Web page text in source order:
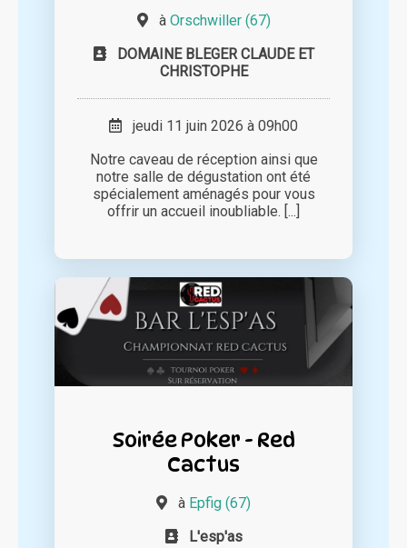
à Orschwiller (67)
DOMAINE BLEGER CLAUDE ET
CHRISTOPHE
jeudi 11 juin 2026 à 09h00
Notre caveau de réception ainsi que
notre salle de dégustation ont été
spécialement aménagés pour vous
offrir un accueil inoubliable. [...]
Soirée Poker - Red
Cactus
à Epfig (67)
L'esp'as